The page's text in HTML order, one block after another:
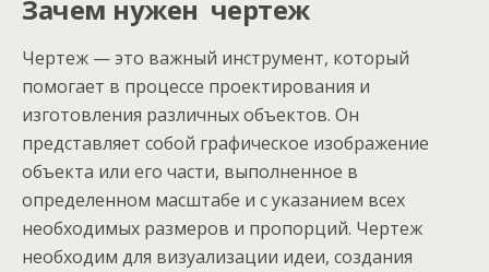
Зачем нужен чертеж
Чертеж — это важный инструмент, который
помогает в процессе проектирования и
изготовления различных объектов. Он
представляет собой графическое изображение
объекта или его части, выполненное в
определенном масштабе и с указанием всех
необходимых размеров и пропорций. Чертеж
необходим для визуализации идеи, создания